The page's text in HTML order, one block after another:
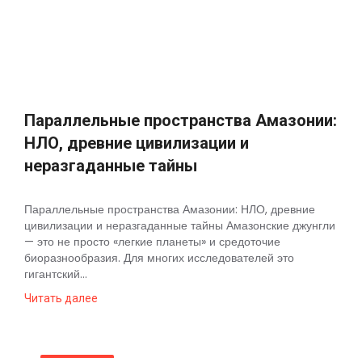
Параллельные пространства Амазонии:
НЛО, древние цивилизации и
неразгаданные тайны
Параллельные пространства Амазонии: НЛО, древние
цивилизации и неразгаданные тайны Амазонские джунгли
— это не просто «легкие планеты» и средоточие
биоразнообразия. Для многих исследователей это
гигантский...
Читать далее